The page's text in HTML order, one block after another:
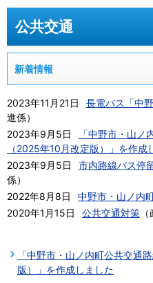
公共交通
新着情報
2023年11月21日 長電バス「中
進係）
2023年9月5日
「中野市・山ノ
（2025年10月改定版）」を作成
2023年9月5日
市内路線バス停
係）
2022年8月8日
中野市・山ノ内
2020年1月15日
公共交通対策 （
「中野市・山ノ内町公共交通
版）」を作成しました